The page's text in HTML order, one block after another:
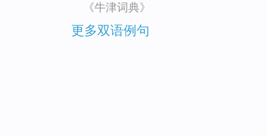
《牛津词典》
更多双语例句